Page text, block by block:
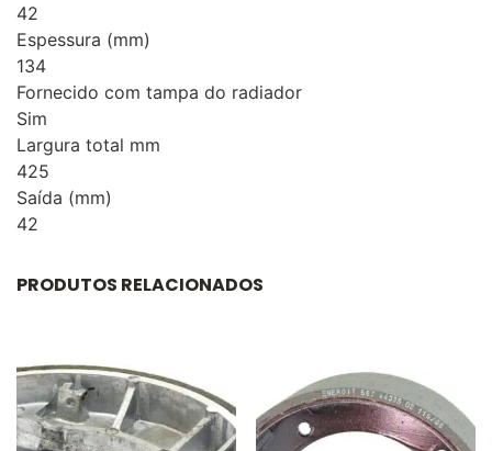
42
Espessura (mm)
134
Fornecido com tampa do radiador
Sim
Largura total mm
425
Saída (mm)
42
PRODUTOS RELACIONADOS